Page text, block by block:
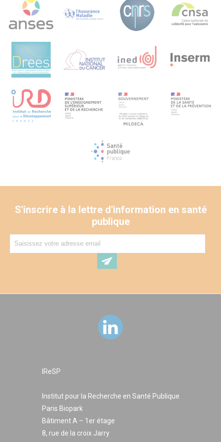
diffusion territoriale mais aussi à l’échelle nationale
S'inscrire à la lettre d'information en santé
publique
IReSP
Institut pour la Recherche en Santé Publique
Paris Biopark
Bâtiment A – 1er étage
8, rue de la croix Jarry